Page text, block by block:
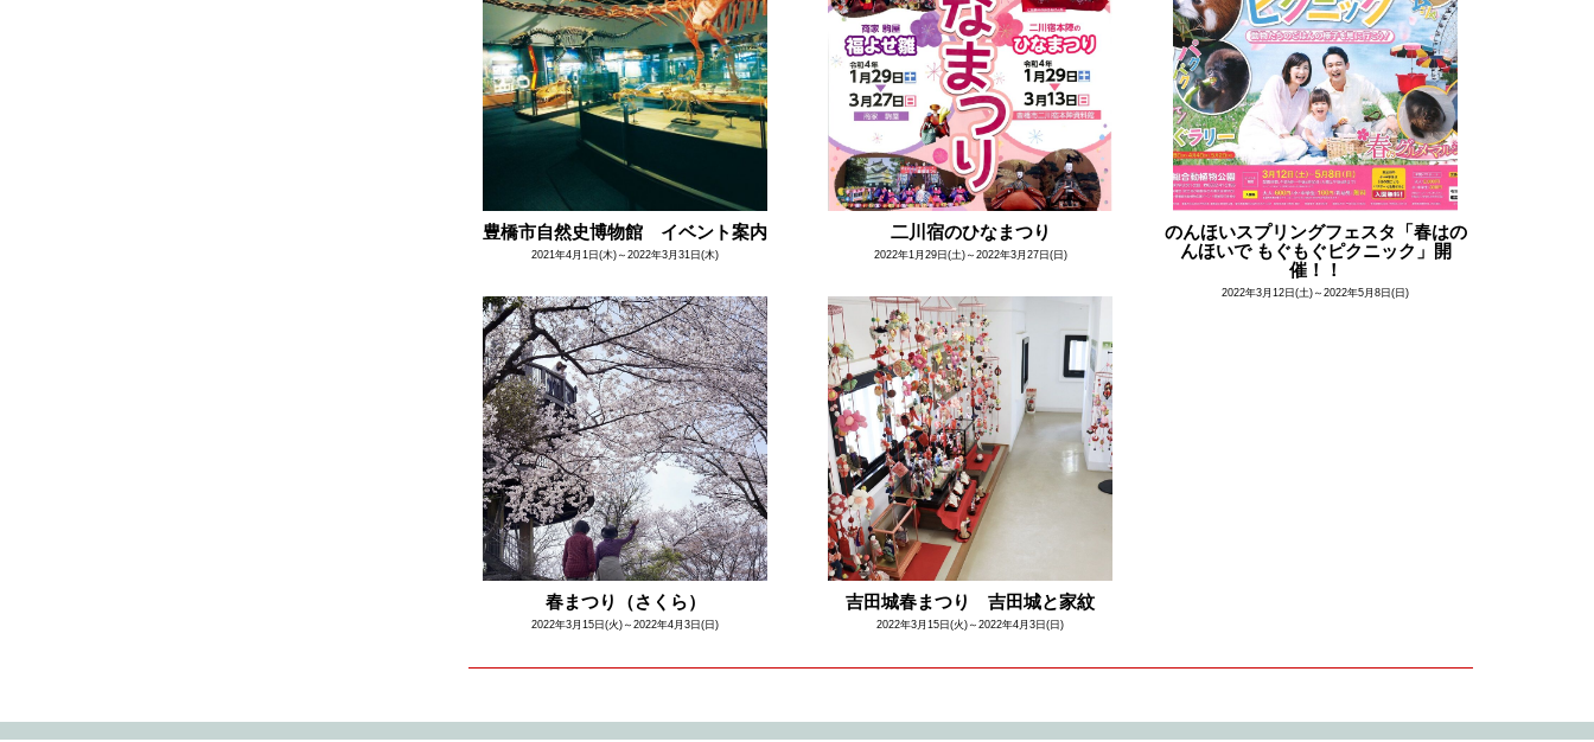
豊橋市自然史博物館 イベント案内
2021年4月1日(木)～2022年3月31日(木)
二川宿のひなまつり
2022年1月29日(土)～2022年3月27日(日)
のんほいスプリングフェスタ「春はの
んほいで もぐもぐピクニック」開
催！！
2022年3月12日(土)～2022年5月8日(日)
春まつり（さくら）
2022年3月15日(火)～2022年4月3日(日)
吉田城春まつり 吉田城と家紋
2022年3月15日(火)～2022年4月3日(日)